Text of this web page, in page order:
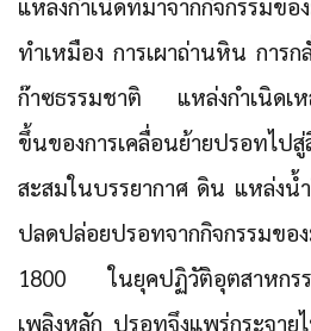
แหล่งกำเนิดที่มาจากกิจกรรมข
ทำเหมือง การเผาถ่านหิน การ
ก๊าซธรรมชาติ แหล่งกำเนิดเห
ขึ้นของการเคลื่อนย้ายปรอทไ
สะสมในบรรยากาศ ดิน แหล่งน้
ปลดปล่อยปรอทจากกิจกรรมขอ
1800 ในยุคปฏิวัติอุตสาหกรร
เพลิงหลัก ปรอทจึงแพร่กระจา